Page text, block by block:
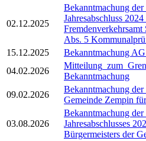
02.12.2025
Bekanntmachung
Jahresabschluss
Fremdenverkehrsamt
Abs. 5
15.12.2025
Bekanntmachung
04.02.2026
Bekanntmachung
09.02.2026
Bekanntmachung
Gemeinde Zempin
03.08.2026
Bekanntmachung der
Jahresabschlusses
Bürgermeisters der